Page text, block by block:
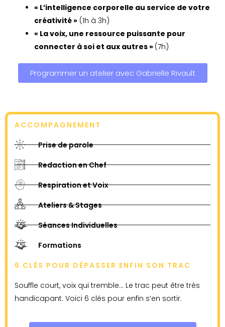
ACCOMPAGNEMENT
Prise de parole
Redaction en Chef
Respiration et Voix
Ateliers & Stages
Séances Individuelles
Formations
6 CLÉS POUR DÉPASSER ENFIN SON TRAC
Souffle court, voix qui tremble… Le trac peut être très
handicapant. Voici 6 clés pour enfin s’en sortir.
« L’intelligence corporelle au service de votre
créativité » (1h à 3h)
« La voix, une ressource puissante pour
connecter à soi et aux autres » (7h)
Programmer un atelier avec Gabrielle Rivault